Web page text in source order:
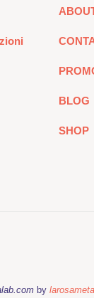
BLOG
SHOP
by